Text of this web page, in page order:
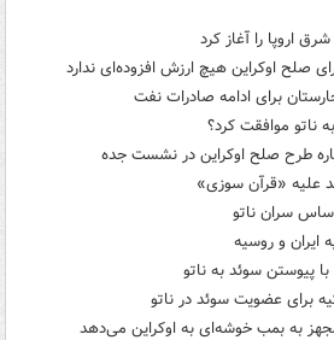
اروپا را آغاز کرد
صلح اوکراین هیچ ارزش افزوده‌ای ندارد
برای ادامه صادرات نفت
ناتو موافقت کرد؟
طرح صلح اوکراین در نشست جده
علیه «قرآن سوزی»
سران ناتو
ایران و روسیه
پیوستن سوئد به ناتو
برای عضویت سوئد در ناتو
به بمب خوشه‌ای به اوکراین می‌دهد